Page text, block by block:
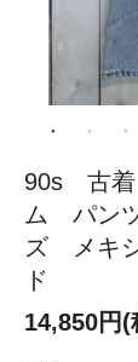
90s 古
ム パン
ズ メキ
ド
14,850円(